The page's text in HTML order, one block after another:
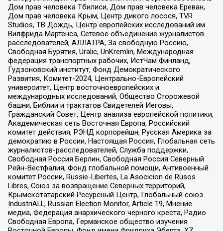
Дом прав человека Тбилиси, Дом прав человека Ереван,
Дом прав человека Крым, Центр дикого лосося, TVR
Studios, ТВ Дождь, Центр европейских исследований им
Вилфрида Мартенса, Сетевое объединение журналистов
расследователей, АЛЛАТРА, За свободную Россию,
Свободная Бурятия, Uralic, UnKremlin, Международная
федерация транспортных рабочих, ИстЧам Финланд,
Гудзоновский институт, Фонд Демократического
Развития, Комитет-2024, Центрально-Европейский
университет, Центр восточноевропейских и
международных исследований, Общество Сторожевой
башни, Библии и трактатов Свидетелей Иеговы,
Гражданский Совет, Центр анализа европейской политики,
Академическая сеть Восточная Европа, Российский
комитет действия, РЭНД корпорейшн, Русская Америка за
демократию в России, Настоящая Россия, Глобальная сеть
журналистов-расследователей, Служба поддержки,
Свободная Россия Берлин, Свободная Россия Северный
Рейн-Вестфалия, Фонд глобальной помощи, Антивоенный
комитет России, Russie-Libertes, La Asocicion de Rusos
Libres, Союз за возвращение Северных территорий,
Крымскотатарский Ресурсный Центр, Глобальный союз
IndustriALL, Russian Election Monitor, Article 19, Мнение
медиа, Федерация анархического черного креста, Радио
Свободная Европа, Германское общество изучения